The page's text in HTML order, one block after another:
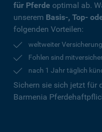
für Pferde optimal ab.
unserem Basis-, Top-
folgenden Vorteilen:
weltweiter
Fohlen sind
nach 1 Jahr täglich
Sichern sie sich jetzt für
Barmenia